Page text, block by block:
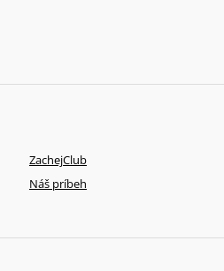
ZachejClub
Náš príbeh